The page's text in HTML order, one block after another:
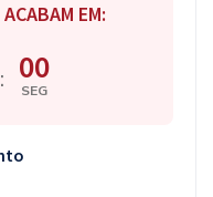
EM:
: 00
SEG